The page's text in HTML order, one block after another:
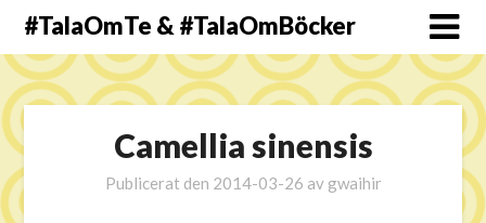
#TalaOmTe & #TalaOmBöcker
Camellia sinensis
Publicerat den 2014-03-26 av gwaihir